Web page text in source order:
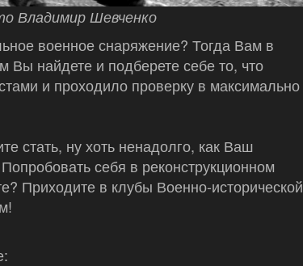
Владимир Шевченко
военное снаряжение? Тогда Вам в
Вы найдете и подберете себе то, что
и проходило проверку в максимально
стать, ну хоть ненадолго, как Ваш
себя в реконструкционном
Приходите в клубы Военно-исторической